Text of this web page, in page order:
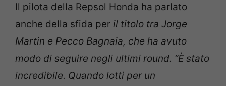
Il pilota della Repsol Honda ha parlato
anche della sfida per il titolo tra Jorge
Martin e Pecco Bagnaia, che ha avuto
modo di seguire negli ultimi round. “È stato
incredibile. Quando lotti per un